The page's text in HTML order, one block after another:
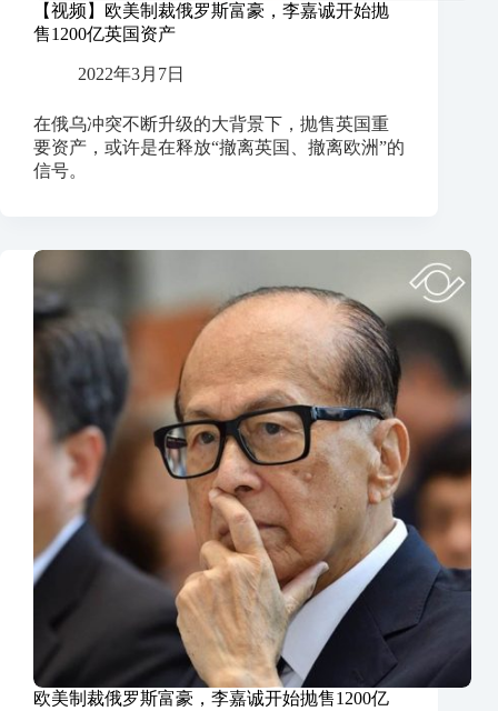
【视频】欧美制裁俄罗斯富豪，李嘉诚开始抛
售1200亿英国资产
2022年3月7日
在俄乌冲突不断升级的大背景下，抛售英国重
要资产，或许是在释放“撤离英国、撤离欧洲”的
信号。
欧美制裁俄罗斯富豪，李嘉诚开始抛售1200亿